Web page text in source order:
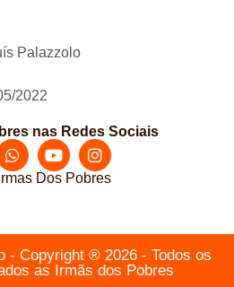
Palazzolo
2022
nas Redes Sociais
Dos Pobres
- Copyright ® 2026 - Todos os
as Irmãs dos Pobres